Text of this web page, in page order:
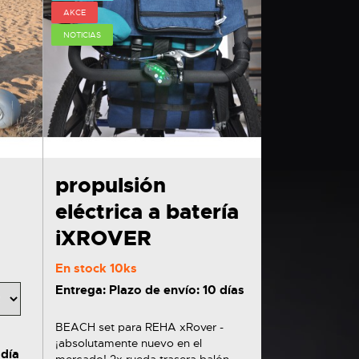
AKCE
NOTICIAS
propulsión
eléctrica a batería
iXROVER
En stock 10ks
Entrega: Plazo de envío: 10 días
BEACH set para REHA xRover -
¡absolutamente nuevo en el